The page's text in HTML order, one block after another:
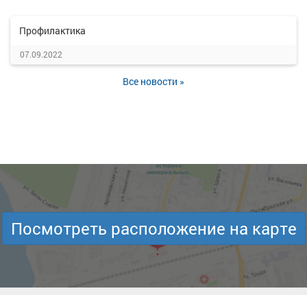
Профилактика
07.09.2022
Все новости »
Посмотреть расположение на карте